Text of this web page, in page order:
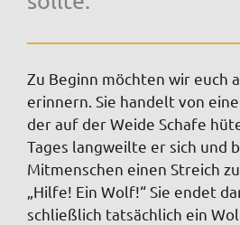
Zu Beginn möchten wir euch
erinnern. Sie handelt von
der auf der Weide Schafe
Tages langweilte er sich und
Mitmenschen einen Streich
„Hilfe! Ein Wolf!“ Sie endet
schließlich tatsächlich ein